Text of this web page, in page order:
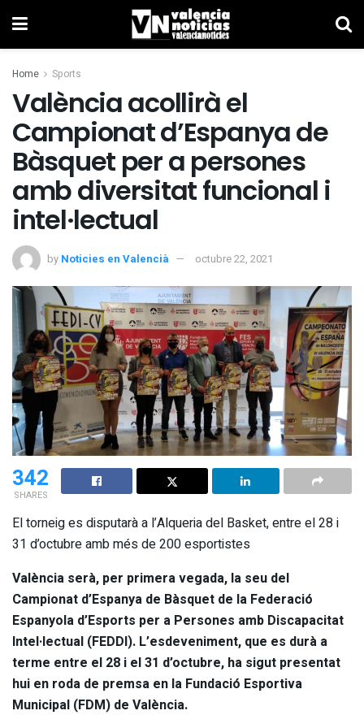
Home Sports
València acollirà el
Campionat d’Espanya de
Bàsquet per a persones
amb diversitat funcional i
intel·lectual
by Noticies en Valencià octubre 22, 2021
342
SHARES
El torneig es disputarà a l’Alqueria del Basket, entre el 28 i
31 d’octubre amb més de 200 esportistes
València serà, per primera vegada, la seu del
Campionat d’Espanya de Bàsquet de la Federació
Espanyola d’Esports per a Persones amb Discapacitat
Intel·lectual (FEDDI). L’esdeveniment, que es durà a
terme entre el 28 i el 31 d’octubre, ha sigut presentat
hui en roda de premsa en la Fundació Esportiva
Municipal (FDM) de València.